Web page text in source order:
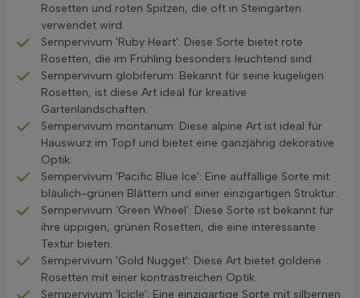
Rosetten und roten Spitzen, die oft in Steingärten
verwendet wird.
Sempervivum 'Ruby Heart': Diese Sorte bietet rote
Rosetten, die im Frühling besonders leuchtend sind.
Sempervivum globiferum: Bekannt für seine kugeligen
Rosetten, ist diese Art ideal für kreative
Gartenlandschaften.
Sempervivum montanum: Diese alpine Art ist ideal für
Hauswurz im Topf und bietet eine ganzjährig dekorative
Optik.
Sempervivum 'Pacific Blue Ice': Eine auffällige Sorte mit
bläulich-grünen Blättern und einer einzigartigen Struktur.
Sempervivum 'Green Wheel': Diese Sorte ist bekannt für
ihre üppigen, grünen Rosetten, die eine interessante
Textur bieten.
Sempervivum 'Gold Nugget': Diese Art bietet goldene
Rosetten mit einer kontrastreichen Optik.
Sempervivum 'Icicle': Eine einzigartige Sorte mit silbernen